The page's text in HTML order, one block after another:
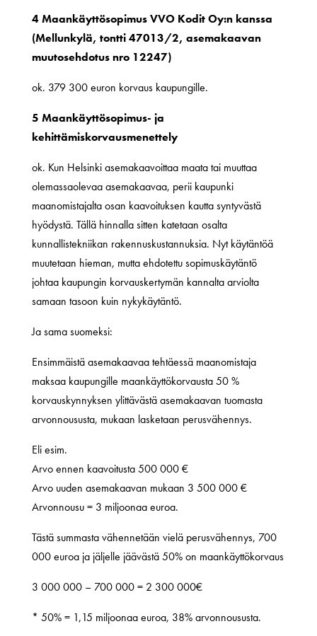
4 Maankäyttösopimus VVO Kodit Oy:n kanssa
(Mellunkylä, tontti 47013/2, asemakaavan
muutosehdotus nro 12247)
ok. 379 300 euron korvaus kaupungille.
5 Maankäyttösopimus- ja
kehittämiskorvausmenettely
ok. Kun Helsinki asemakaavoittaa maata tai muuttaa
olemassaolevaa asemakaavaa, perii kaupunki
maanomistajalta osan kaavoituksen kautta syntyvästä
hyödystä. Tällä hinnalla sitten katetaan osalta
kunnallistekniikan rakennuskustannuksia. Nyt käytäntöä
muutetaan hieman, mutta ehdotettu sopimuskäytäntö
johtaa kaupungin korvauskertymän kannalta arviolta
samaan tasoon kuin nykykäytäntö.
Ja sama suomeksi:
Ensimmäistä asemakaavaa tehtäessä maanomistaja
maksaa kaupungille maankäyttökorvausta 50 %
korvauskynnyksen ylittävästä asemakaavan tuomasta
arvonnoususta, mukaan lasketaan perusvähennys.
Eli esim.
Arvo ennen kaavoitusta 500 000 €
Arvo uuden asemakaavan mukaan 3 500 000 €
Arvonnousu = 3 miljoonaa euroa.
Tästä summasta vähennetään vielä perusvähennys, 700
000 euroa ja jäljelle jäävästä 50% on maankäyttökorvaus
3 000 000 – 700 000 = 2 300 000€
* 50% = 1,15 miljoonaa euroa, 38% arvonnoususta.